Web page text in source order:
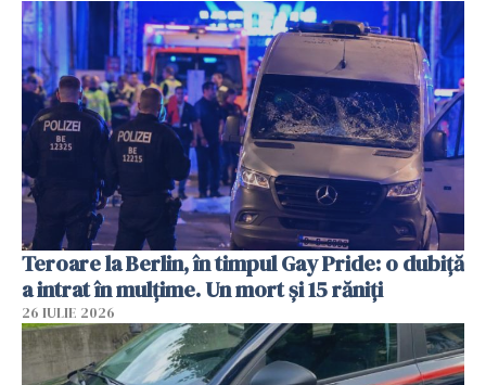
Teroare la Berlin, în timpul Gay Pride: o dubiță
a intrat în mulțime. Un mort și 15 răniți
26 IULIE 2026